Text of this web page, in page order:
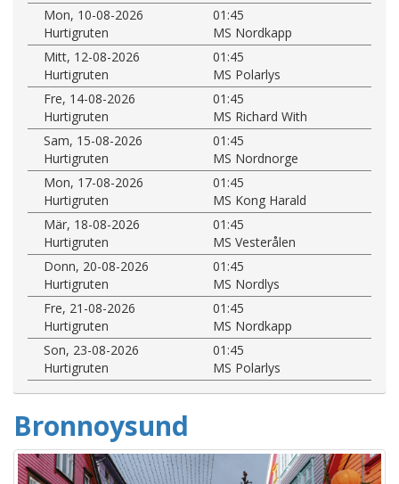
Mon, 10-08-2026
01:45
Hurtigruten
MS Nordkapp
Mitt, 12-08-2026
01:45
Hurtigruten
MS Polarlys
Fre, 14-08-2026
01:45
Hurtigruten
MS Richard With
Sam, 15-08-2026
01:45
Hurtigruten
MS Nordnorge
Mon, 17-08-2026
01:45
Hurtigruten
MS Kong Harald
Mär, 18-08-2026
01:45
Hurtigruten
MS Vesterålen
Donn, 20-08-2026
01:45
Hurtigruten
MS Nordlys
Fre, 21-08-2026
01:45
Hurtigruten
MS Nordkapp
Son, 23-08-2026
01:45
Hurtigruten
MS Polarlys
Bronnoysund